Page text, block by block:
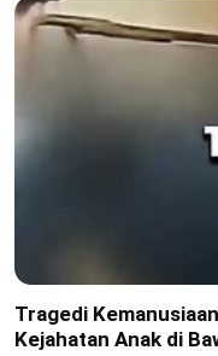
Tragedi
Kejahatan Anak di